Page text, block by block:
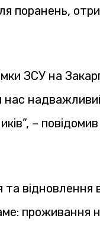
поранень,
ЗСУ на
– повідомив
та
проживання